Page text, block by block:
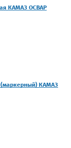
КАМАЗ ОСВАР
(маркерный) КАМАЗ